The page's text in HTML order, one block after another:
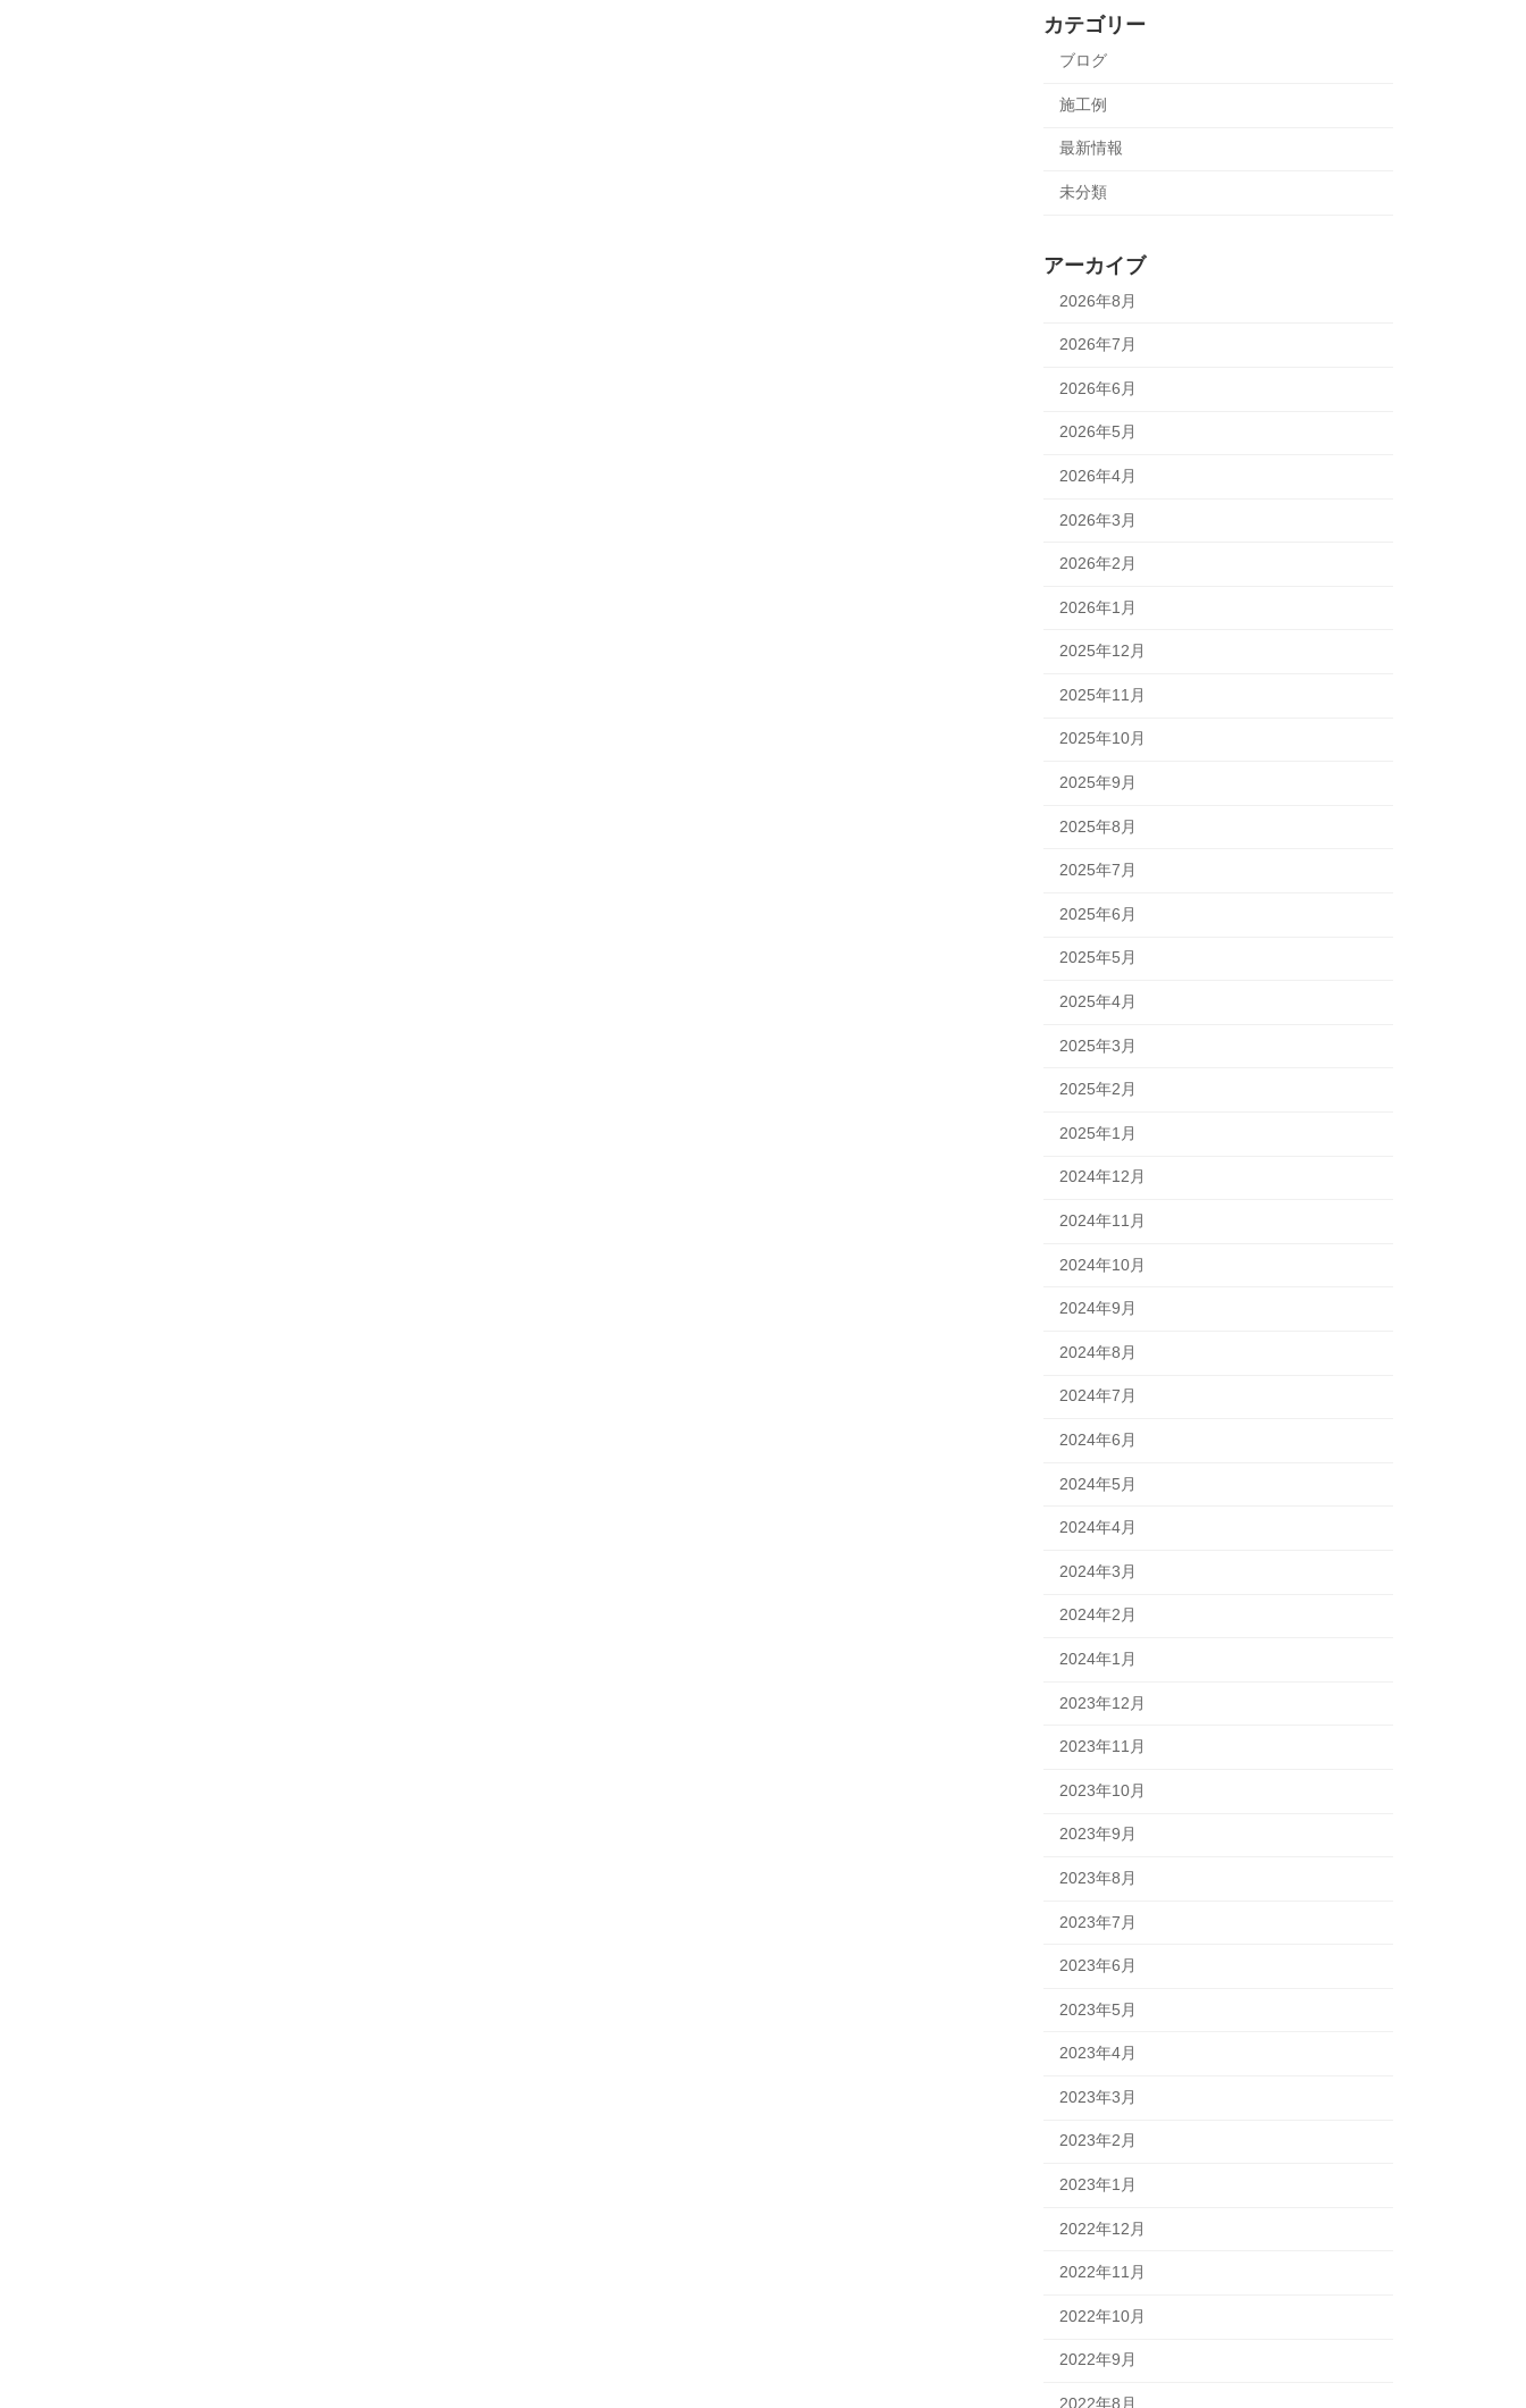
カテゴリー
ブログ
施工例
最新情報
未分類
アーカイブ
2026年8月
2026年7月
2026年6月
2026年5月
2026年4月
2026年3月
2026年2月
2026年1月
2025年12月
2025年11月
2025年10月
2025年9月
2025年8月
2025年7月
2025年6月
2025年5月
2025年4月
2025年3月
2025年2月
2025年1月
2024年12月
2024年11月
2024年10月
2024年9月
2024年8月
2024年7月
2024年6月
2024年5月
2024年4月
2024年3月
2024年2月
2024年1月
2023年12月
2023年11月
2023年10月
2023年9月
2023年8月
2023年7月
2023年6月
2023年5月
2023年4月
2023年3月
2023年2月
2023年1月
2022年12月
2022年11月
2022年10月
2022年9月
2022年8月